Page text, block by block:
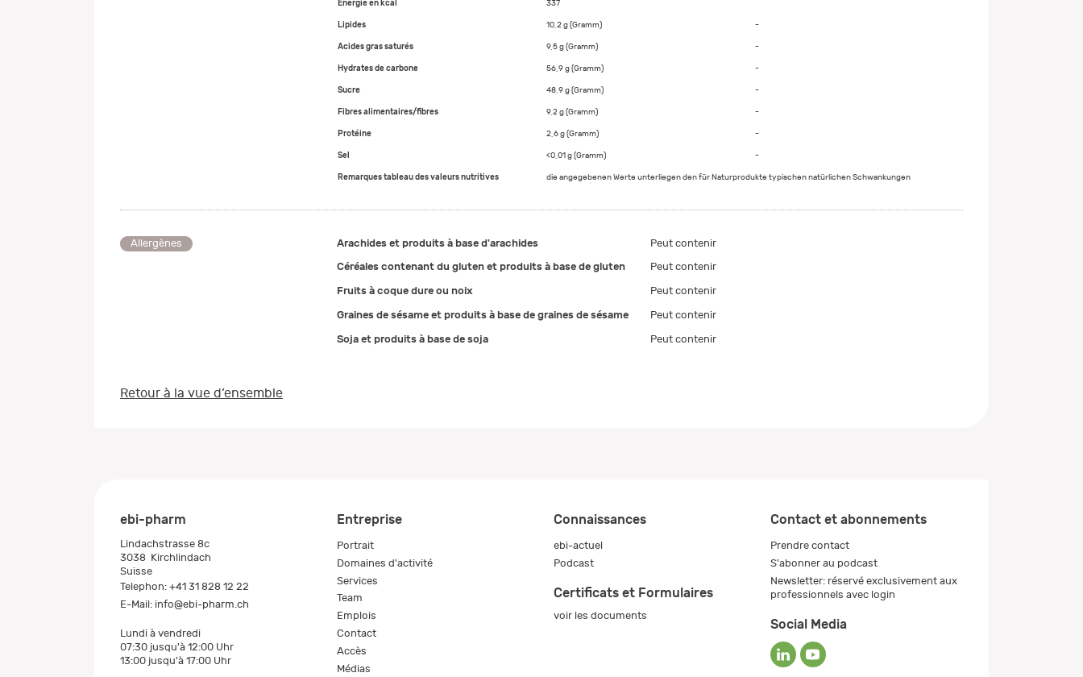
Energie en kcal 337
Lipides 10,2 g (Gramm) -
Acides gras saturés 9,5 g (Gramm) -
Hydrates de carbone 56,9 g (Gramm) -
Sucre 48,9 g (Gramm) -
Fibres alimentaires/fibres 9,2 g (Gramm) -
Protéine 2,6 g (Gramm) -
Sel <0,01 g (Gramm) -
Remarques tableau des valeurs nutritives die angegebenen Werte unterliegen den für Naturprodukte typischen natürlichen Schwankungen
Allergènes Arachides et produits à base d'arachides
Peut contenir
Céréales contenant du gluten et produits à base de gluten
Peut contenir
Fruits à coque dure ou noix
Peut contenir
Graines de sésame et produits à base de graines de sésame
Peut contenir
Soja et produits à base de soja
Peut contenir
Retour à la vue d’ensemble
ebi-pharm
Lindachstrasse 8c
3038 Kirchlindach
Suisse
Telephon: +41 31 828 12 22
E-Mail: info@ebi-pharm.ch
Lundi à vendredi
07:30 jusqu'à 12:00 Uhr
13:00 jusqu'à 17:00 Uhr
Entreprise
Portrait
Domaines d'activité
Services
Team
Emplois
Contact
Accès
Médias
Connaissances
ebi-actuel
Podcast
Certificats et Formulaires
voir les documents
Contact et abonnements
Prendre contact
S'abonner au podcast
Newsletter: réservé exclusivement aux
professionnels avec login
Social Media